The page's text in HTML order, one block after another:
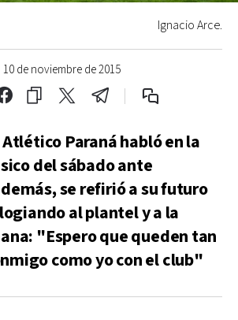
10 de noviembre de 2015
Ignacio Arce.
Paraná habló en la
del sábado ante
se refirió a su futuro
al plantel y a la
"Espero que queden tan
como yo con el club"